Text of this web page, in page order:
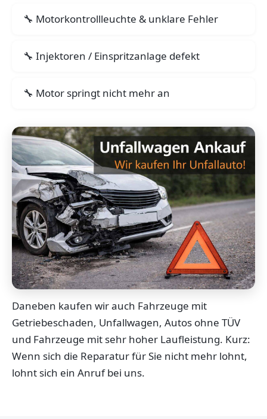
Motorkontrollleuchte & unklare Fehler
Injektoren / Einspritzanlage defekt
Motor springt nicht mehr an
Daneben kaufen wir auch Fahrzeuge mit
Getriebeschaden, Unfallwagen, Autos ohne TÜV
und Fahrzeuge mit sehr hoher Laufleistung. Kurz:
Wenn sich die Reparatur für Sie nicht mehr lohnt,
lohnt sich ein Anruf bei uns.